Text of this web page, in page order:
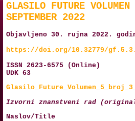
GLASILO FUTURE
SEPTEMBER 2022
Objavljeno 30. rujna 2022.
https://doi.org/10.32779/
ISSN 2623-6575 (Online)
UDK 63
Izvorni znanstveni rad
Naslov/Title